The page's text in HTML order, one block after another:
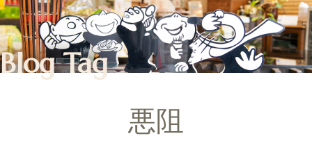
Blog Tag
悪阻